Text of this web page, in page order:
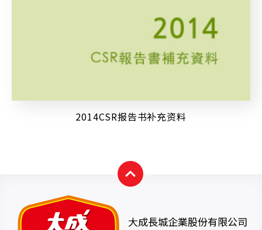
2014CSR报告书补充资料
大成長城企業股份有限公司